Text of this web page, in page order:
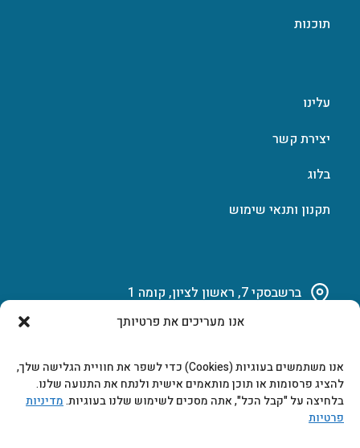
אנו מעריכים את פרטיותך
אנו משתמשים בעוגיות (Cookies) כדי לשפר את חוויית הגלישה שלך,
להציג פרסומות או תוכן מותאמים אישית ולנתח את התנועה שלנו.
בלחיצה על "קבל הכל", אתה מסכים לשימוש שלנו בעוגיות.מדיניות
פרטיות
תוכנות
עלינו
יצירת קשר
בלוג
תקנון ותנאי שימוש
ברשבסקי 7, ראשון לציון, קומה 1
marketing@b-tech.co.il